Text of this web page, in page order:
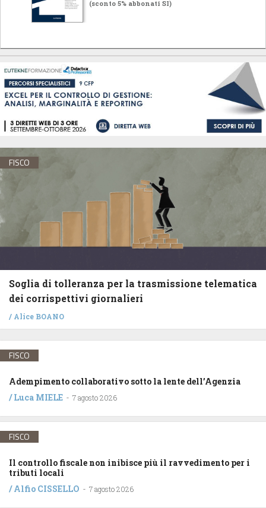
(sconto 5% abbonati SI)
FISCO
Soglia di tolleranza per la trasmissione telematica
dei corrispettivi giornalieri
/ Alice BOANO
FISCO
Adempimento collaborativo sotto la lente dell’Agenzia
/Luca MIELE - 7 agosto 2026
FISCO
Il controllo fiscale non inibisce più il ravvedimento per i
tributi locali
/Alfio CISSELLO - 7 agosto 2026